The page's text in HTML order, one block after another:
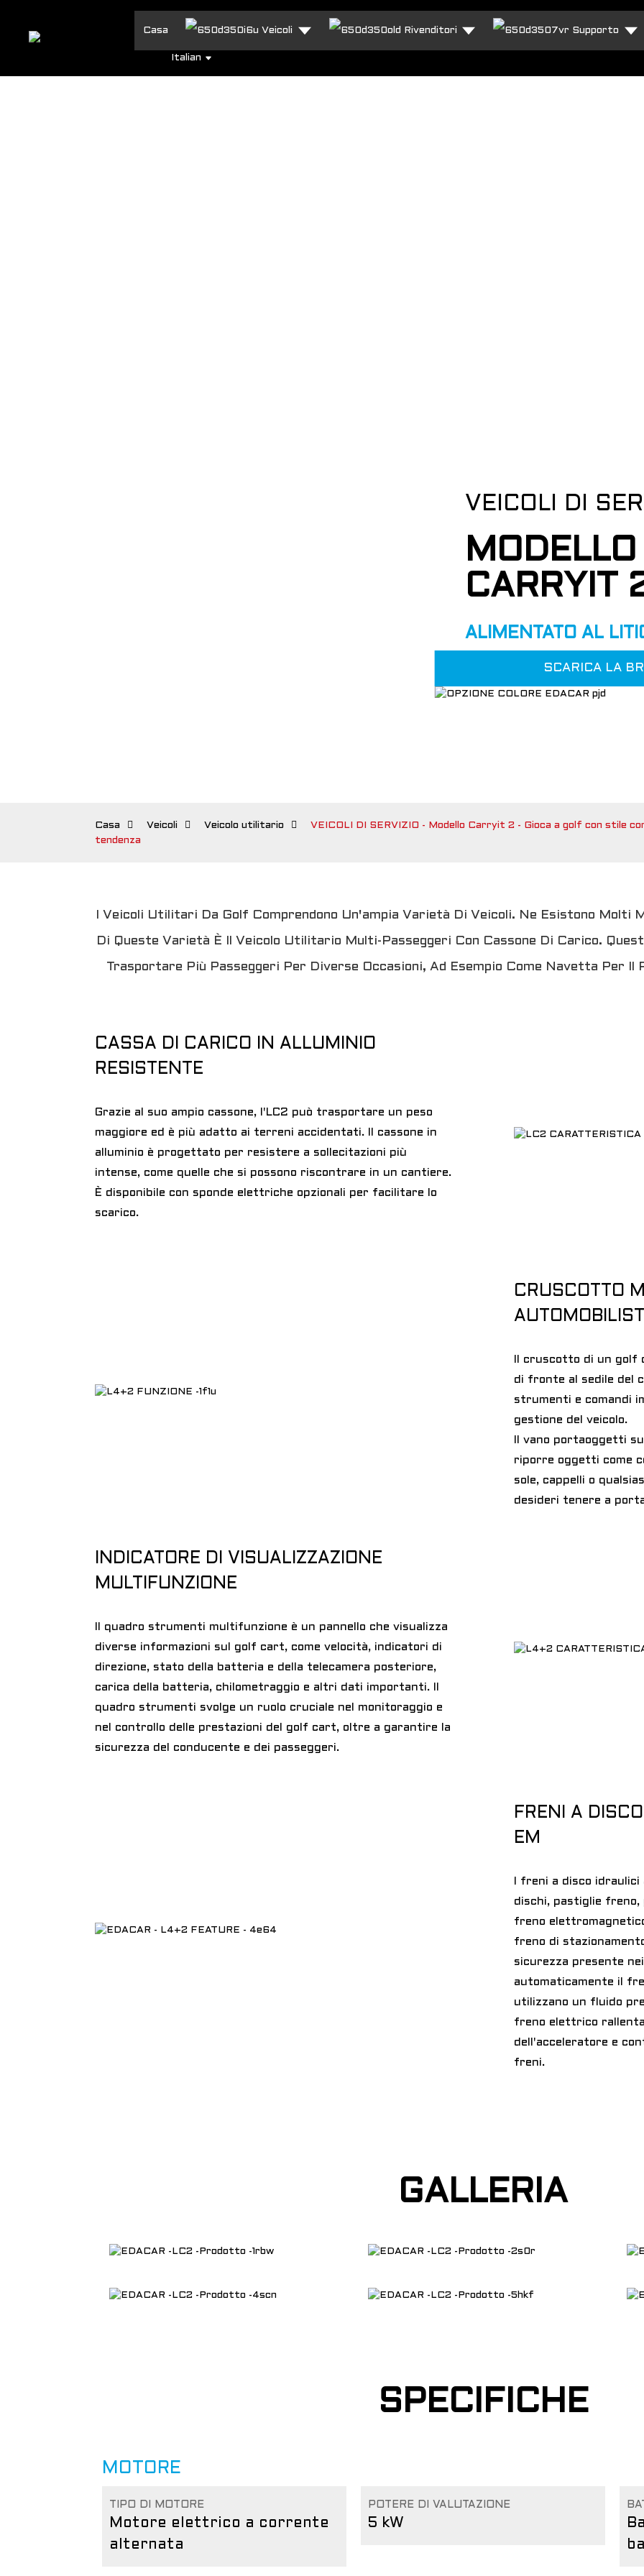
Casa Veicoli Rivenditori Supporto
Italian
VEICOLI DI
MODELLO
CARRYIT
ALIMENTATO AL
48V 105AH
SCARICA LA
Casa Veicoli Veicolo utilitario
VEICOLI DI SERVIZIO - Modello Carryit 2 - Gioca a golf con stile
tendenza
I Veicoli Utilitari Da Golf Comprendono Un'ampia Varietà Di Veicoli. Ne Esistono Molti
Di Queste Varietà È Il Veicolo Utilitario Multi-Passeggeri Con Cassone Di Carico.
Trasportare Più Passeggeri Per Diverse Occasioni, Ad Esempio Come Navetta Per Il
CASSA DI CARICO IN ALLUMINIO
RESISTENTE
Grazie al suo ampio cassone, l'LC2 può trasportare un peso
maggiore ed è più adatto ai terreni accidentati. Il cassone in
alluminio è progettato per resistere a sollecitazioni più
intense, come quelle che si possono riscontrare in un cantiere.
È disponibile con sponde elettriche opzionali per facilitare lo
scarico.
CRUSCOTTO
Il cruscotto di un golf
di fronte al sedile del
strumenti e comandi
gestione del veicolo.
Il vano portaoggetti
riporre oggetti come
sole, cappelli o
desideri tenere a
INDICATORE DI VISUALIZZAZIONE
MULTIFUNZIONE
Il quadro strumenti multifunzione è un pannello che visualizza
diverse informazioni sul golf cart, come velocità, indicatori di
direzione, stato della batteria e della telecamera posteriore,
carica della batteria, chilometraggio e altri dati importanti. Il
quadro strumenti svolge un ruolo cruciale nel monitoraggio e
nel controllo delle prestazioni del golf cart, oltre a garantire la
sicurezza del conducente e dei passeggeri.
FRENI A
EM
I freni a disco
dischi, pastiglie freno,
freno
freno di
sicurezza presente
automaticamente il
utilizzano un fluido
freno elettrico rallenta
dell'acceleratore e
freni.
GALLERIA
SPECIFICHE
MOTORE
TIPO DI MOTORE
Motore elettrico a corrente
alternata
POTERE DI VALUTAZIONE
5 kW